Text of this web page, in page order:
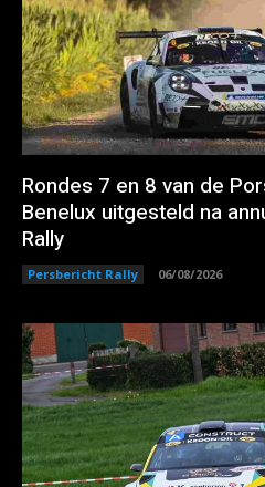
Rondes 7 en 8 van de
Benelux uitgesteld na
Rally
Persbericht Rally 06/08/2026